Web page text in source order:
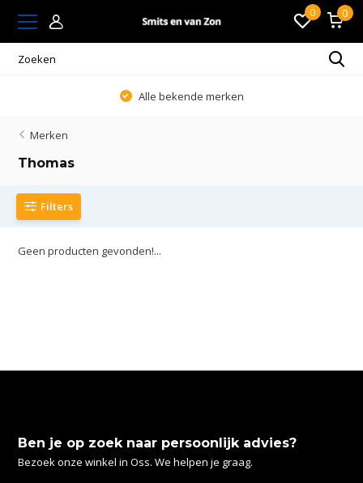
0 0
Alle bekende merken
Merken
Thomas
Filters
Geen producten gevonden!...
Ben je op zoek naar persoonlijk advies?
Bezoek onze winkel in Oss. We helpen je graag.